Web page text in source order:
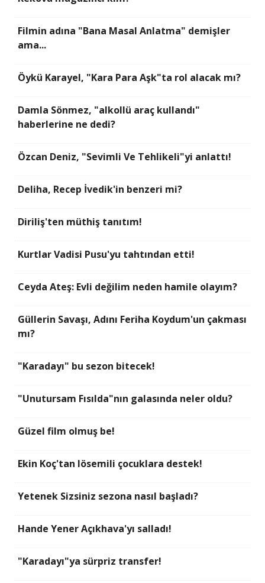
Filmin adına "Bana Masal Anlatma" demişler
ama...
Öykü Karayel, "Kara Para Aşk"ta rol alacak mı?
Damla Sönmez, "alkollü araç kullandı"
haberlerine ne dedi?
Özcan Deniz, "Sevimli Ve Tehlikeli"yi anlattı!
Deliha, Recep İvedik'in benzeri mi?
Diriliş'ten müthiş tanıtım!
Kurtlar Vadisi Pusu'yu tahtından etti!
Ceyda Ateş: Evli değilim neden hamile olayım?
Güllerin Savaşı, Adını Feriha Koydum'un çakması
mı?
"Karadayı" bu sezon bitecek!
"Unutursam Fısılda"nın galasında neler oldu?
Güzel film olmuş be!
Ekin Koç'tan lösemili çocuklara destek!
Yetenek Sizsiniz sezona nasıl başladı?
Hande Yener Açıkhava'yı salladı!
"Karadayı"ya sürpriz transfer!